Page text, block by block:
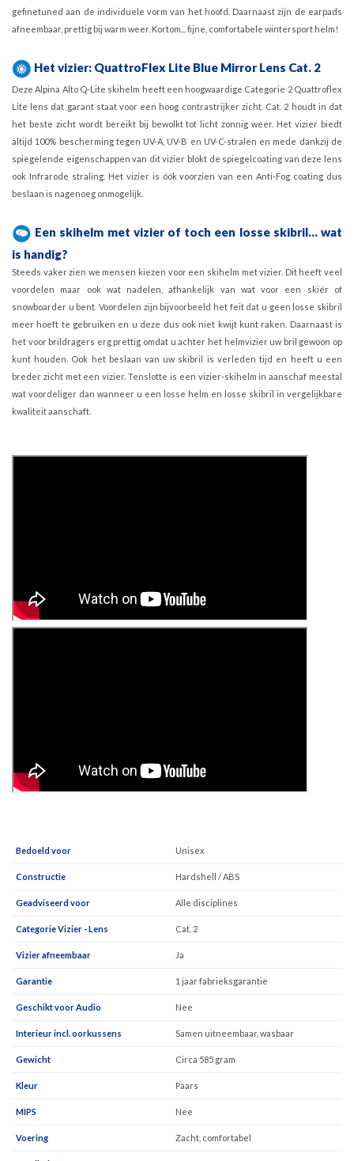
gefinetuned aan de individuele vorm van het hoofd. Daarnaast zijn de earpads
afneembaar, prettig bij warm weer. Kortom... fijne, comfortabele wintersport helm!
Het vizier: QuattroFlex Lite Blue Mirror Lens Cat. 2
Deze Alpina Alto Q-Lite skihelm heeft een hoogwaardige Categorie 2 Quattroflex
Lite lens dat garant staat voor een hoog contrastrijker zicht. Cat. 2 houdt in dat
het beste zicht wordt bereikt bij bewolkt tot licht zonnig weer. Het vizier biedt
altijd 100% bescherming tegen UV-A, UV-B en UV-C-stralen en mede dankzij de
spiegelende eigenschappen van dit vizier blokt de spiegelcoating van deze lens
ook Infrarode straling. Het vizier is óók voorzien van een Anti-Fog coating dus
beslaan is nagenoeg onmogelijk.
Een skihelm met vizier of toch een losse skibril... wat
is handig?
Steeds vaker zien we mensen kiezen voor een skihelm met vizier. Dit heeft veel
voordelen maar ook wat nadelen, afhankelijk van wat voor een skiër of
snowboarder u bent. Voordelen zijn bijvoorbeeld het feit dat u geen losse skibril
meer hoeft te gebruiken en u deze dus ook niet kwijt kunt raken. Daarnaast is
het voor brildragers erg prettig omdat u achter het helmvizier uw bril gewoon op
kunt houden. Ook het beslaan van uw skibril is verleden tijd en heeft u een
breder zicht met een vizier. Tenslotte is een vizier-skihelm in aanschaf meestal
wat voordeliger dan wanneer u een losse helm en losse skibril in vergelijkbare
kwaliteit aanschaft.
Bedoeld voor Unisex
Constructie Hardshell / ABS
Geadviseerd voor Alle disciplines
Categorie Vizier - Lens Cat. 2
Vizier afneembaar Ja
Garantie 1 jaar fabrieksgarantie
Geschikt voor Audio Nee
Interieur incl. oorkussens Samen uitneembaar, wasbaar
Gewicht Circa 585 gram
Kleur Paars
MIPS Nee
Voering Zacht, comfortabel